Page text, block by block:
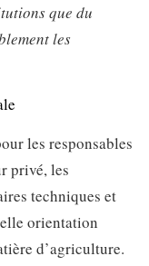
que du
les
les responsables
privé, les
techniques et
orientation
d’agriculture.